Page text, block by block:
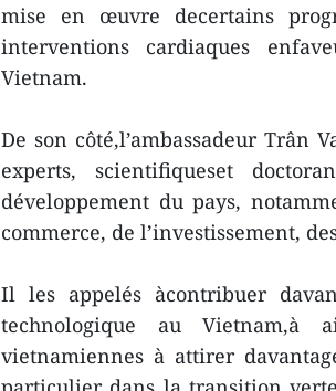
mise en œuvre decertains
interventions cardiaques
Vietnam.
De son côté,l’ambassadeur Trân
experts, scientifiqueset
développement du pays,
commerce, de l’investissement,
Il les appelés àcontribuer
technologique au Vietnam,à
vietnamiennes à attirer